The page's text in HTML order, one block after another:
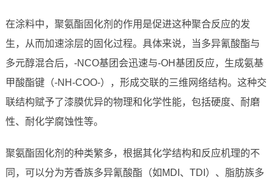
在涂料中，聚氨酯固化剂的作用是促进这种聚合反应的发
生，从而加速涂层的固化过程。具体来说，当多异氰酸酯与
多元醇混合后，-NCO基团会迅速与-OH基团反应，生成氨基
甲酸酯键（-NH-COO-），形成交联的三维网络结构。这种交
联结构赋予了漆膜优异的物理和化学性能，包括硬度、耐磨
性、耐化学腐蚀性等。
聚氨酯固化剂的种类繁多，根据其化学结构和反应机理的不
同，可以分为芳香族多异氰酸酯（如MDI、TDI）、脂肪族多